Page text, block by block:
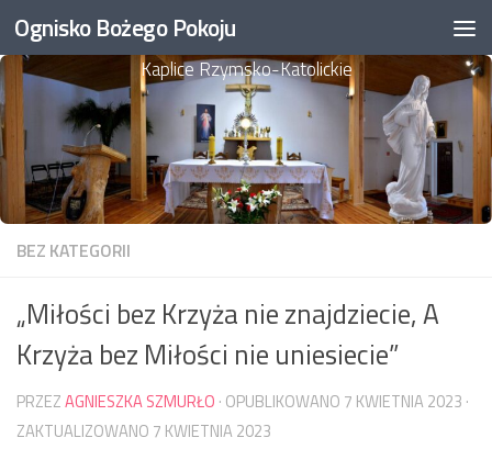
Przejdź do treści
Ognisko Bożego Pokoju
Kaplice Rzymsko-Katolickie
BEZ KATEGORII
„Miłości bez Krzyża nie znajdziecie, A
Krzyża bez Miłości nie uniesiecie”
PRZEZAGNIESZKA SZMURŁO · OPUBLIKOWANO 7 KWIETNIA 2023 ·
ZAKTUALIZOWANO 7 KWIETNIA 2023